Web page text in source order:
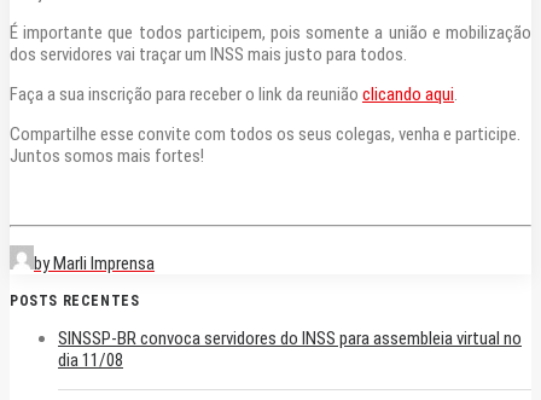
É importante que todos participem, pois somente a união e mobilização
dos servidores vai traçar um INSS mais justo para todos.
Faça a sua inscrição para receber o link da reunião clicando aqui.
Compartilhe esse convite com todos os seus colegas, venha e participe.
Juntos somos mais fortes!
by Marli Imprensa
POSTS RECENTES
SINSSP-BR convoca servidores do INSS para assembleia virtual no
dia 11/08